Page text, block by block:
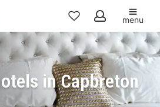
Mijn
favorieten
menu
in Capbreton